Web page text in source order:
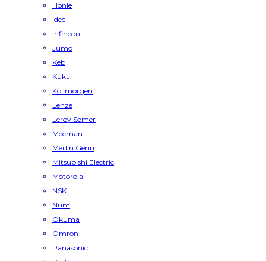
Honle
Idec
Infineon
Jumo
Keb
Kuka
Kollmorgen
Lenze
Leroy Somer
Mecman
Merlin Gerin
Mitsubishi Electric
Motorola
NSK
Num
Okuma
Omron
Panasonic